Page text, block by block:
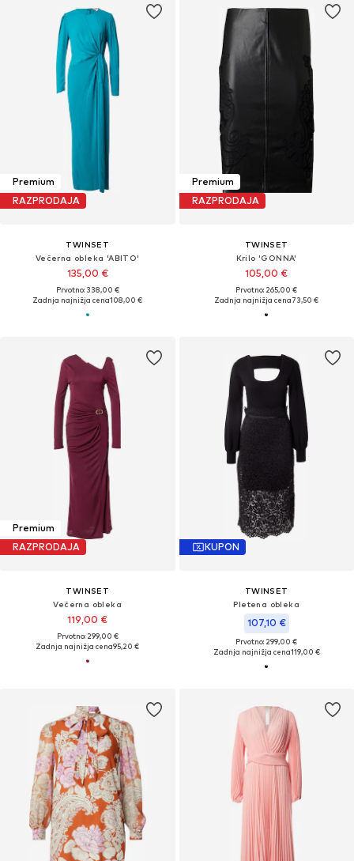
Premium
RAZPRODAJA
TWINSET
Večerna obleka 'ABITO'
135,00 €
Prvotno: 338,00 €
Zadnja najnižja cena108,00 €
Premium
RAZPRODAJA
TWINSET
Krilo 'GONNA'
105,00 €
Prvotno: 265,00 €
Zadnja najnižja cena73,50 €
Premium
RAZPRODAJA
TWINSET
Večerna obleka
119,00 €
Prvotno: 299,00 €
Zadnja najnižja cena95,20 €
KUPON
TWINSET
Pletena obleka
107,10 €
Prvotno: 299,00 €
Zadnja najnižja cena119,00 €